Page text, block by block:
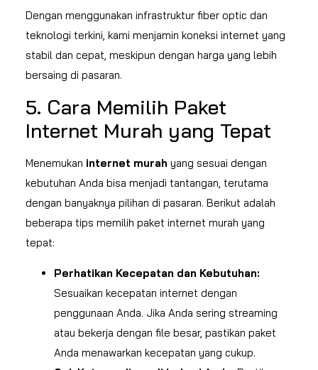
Dengan menggunakan infrastruktur fiber optic dan
teknologi terkini, kami menjamin koneksi internet yang
stabil dan cepat, meskipun dengan harga yang lebih
bersaing di pasaran.
5. Cara Memilih Paket
Internet Murah yang Tepat
Menemukan internet murah yang sesuai dengan
kebutuhan Anda bisa menjadi tantangan, terutama
dengan banyaknya pilihan di pasaran. Berikut adalah
beberapa tips memilih paket internet murah yang
tepat:
Perhatikan Kecepatan dan Kebutuhan:
Sesuaikan kecepatan internet dengan
penggunaan Anda. Jika Anda sering streaming
atau bekerja dengan file besar, pastikan paket
Anda menawarkan kecepatan yang cukup.